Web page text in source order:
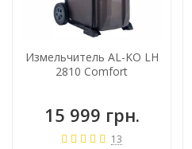
Измельчитель AL-KO LH
2810 Comfort
15 999 грн.
13